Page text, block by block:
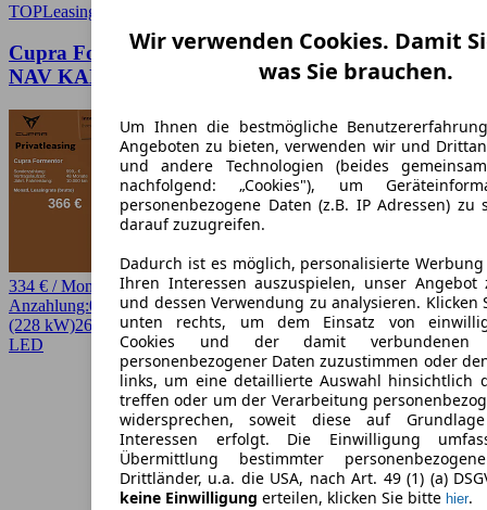
Wir verwenden Cookies. Damit
was Sie brauchen.
Um Ihnen die bestmögliche
Angeboten zu bieten, verwenden wir und
und andere Technologien (beides
nachfolgend: „Cookies"), um
personenbezogene Daten (z.B. IP Adressen) zu
darauf zuzugreifen.
Dadurch ist es möglich, personalisierte
Ihren Interessen auszuspielen, unser Angebot
und dessen Verwendung zu analysieren. Klicken
unten rechts, um dem Einsatz von
Cookies und der damit verbundenen
personenbezogener Daten zuzustimmen oder
links, um eine detaillierte Auswahl hinsichtlich
treffen oder um der Verarbeitung
widersprechen, soweit diese auf
Interessen erfolgt. Die Einwilligung
Übermittlung bestimmter
Drittländer, u.a. die USA, nach Art. 49 (1) (a)
keine Einwilligung erteilen, klicken Sie bitte hier.
TOPLeasing
Cupra Formentor VZ 2.0 TSI DSG 4Drive LED
NAV KAM ACC
334 € / Monat
Anzahlung:0,00 €Laufzeit:48 Monatekm/Jahr: 10.000Benzin 310 PS
(228 kW)26.977 kmEZ 06/2024 AutomatikSUV / Pickup4 Türen
LED